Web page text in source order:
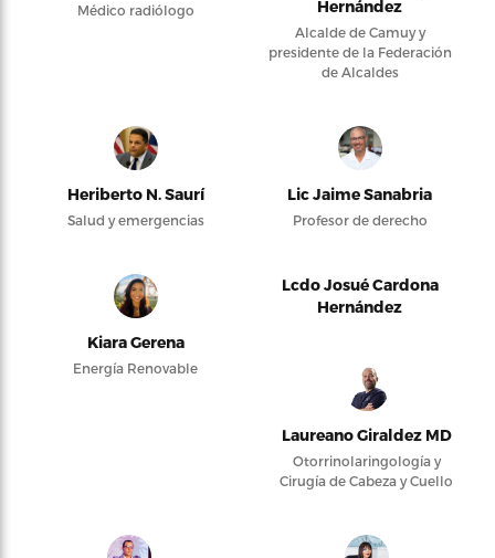
Médico radiólogo
Hernández
Alcalde de Camuy y
presidente de la Federación
de Alcaldes
Heriberto N. Saurí
Salud y emergencias
Lic Jaime Sanabria
Profesor de derecho
Kiara Gerena
Energía Renovable
Lcdo Josué Cardona
Hernández
Laureano Giraldez MD
Otorrinolaringología y
Cirugía de Cabeza y Cuello